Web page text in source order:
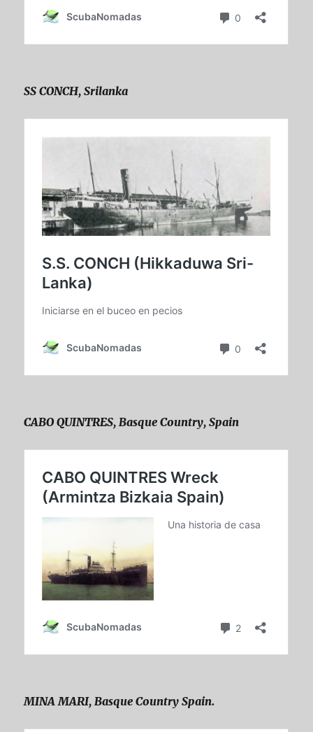
SS CONCH, Srilanka
CABO QUINTRES, Basque Country, Spain
MINA MARI, Basque Country Spain.